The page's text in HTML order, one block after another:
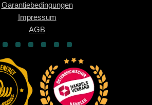
Garantiebedingungen
Impressum
AGB